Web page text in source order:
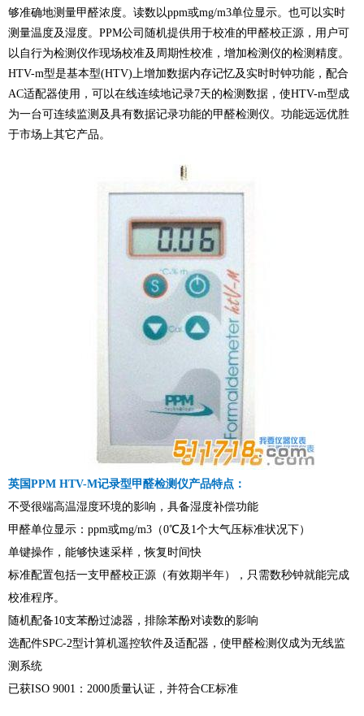
够准确地测量甲醛浓度。读数以ppm或mg/m3单位显示。也可以实时
测量温度及湿度。PPM公司随机提供用于校准的甲醛校正源，用户可
以自行为检测仪作现场校准及周期性校准，增加检测仪的检测精度。
HTV-m型是基本型(HTV)上增加数据内存记忆及实时时钟功能，配合
AC适配器使用，可以在线连续地记录7天的检测数据，使HTV-m型成
为一台可连续监测及具有数据记录功能的甲醛检测仪。功能远远优胜
于市场上其它产品。
英国PPM HTV-M记录型甲醛检测仪产品特点：
不受很端高温湿度环境的影响，具备湿度补偿功能
甲醛单位显示：ppm或mg/m3（0℃及1个大气压标准状况下）
单键操作，能够快速采样，恢复时间快
标准配置包括一支甲醛校正源（有效期半年），只需数秒钟就能完成
校准程序。
随机配备10支苯酚过滤器，排除苯酚对读数的影响
选配件SPC-2型计算机遥控软件及适配器，使甲醛检测仪成为无线监
测系统
已获ISO 9001：2000质量认证，并符合CE标准